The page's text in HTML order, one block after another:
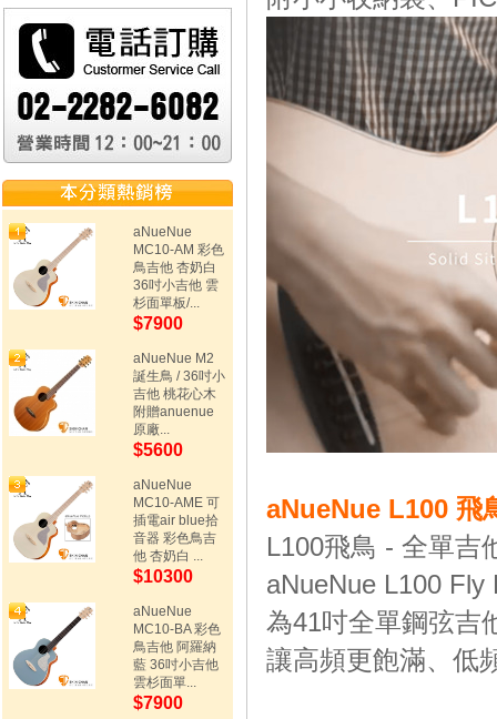
aNueNue
MC10-AM 彩色
鳥吉他 杏奶白
36吋小吉他 雲
杉面單板/...
$7900
aNueNue M2
誕生鳥 / 36吋小
吉他 桃花心木
附贈anuenue
原廠...
$5600
aNueNue
MC10-AME 可
插電air blue拾
音器 彩色鳥吉
他 杏奶白 ...
$10300
aNueNue
MC10-BA 彩色
鳥吉他 阿羅納
藍 36吋小吉他
雲杉面單...
$7900
aNueNue L100 飛
L100飛鳥 - 全單吉
aNueNue L100 Fly
為41吋全單鋼弦吉
讓高頻更飽滿、低